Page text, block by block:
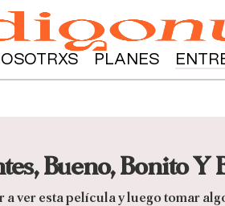
PLANES
Bueno, Bonito Y
a ver esta película y luego tomar